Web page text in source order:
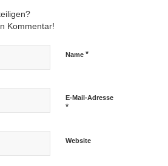
Kommentar!
Name *
E-Mail-Adresse
*
Website